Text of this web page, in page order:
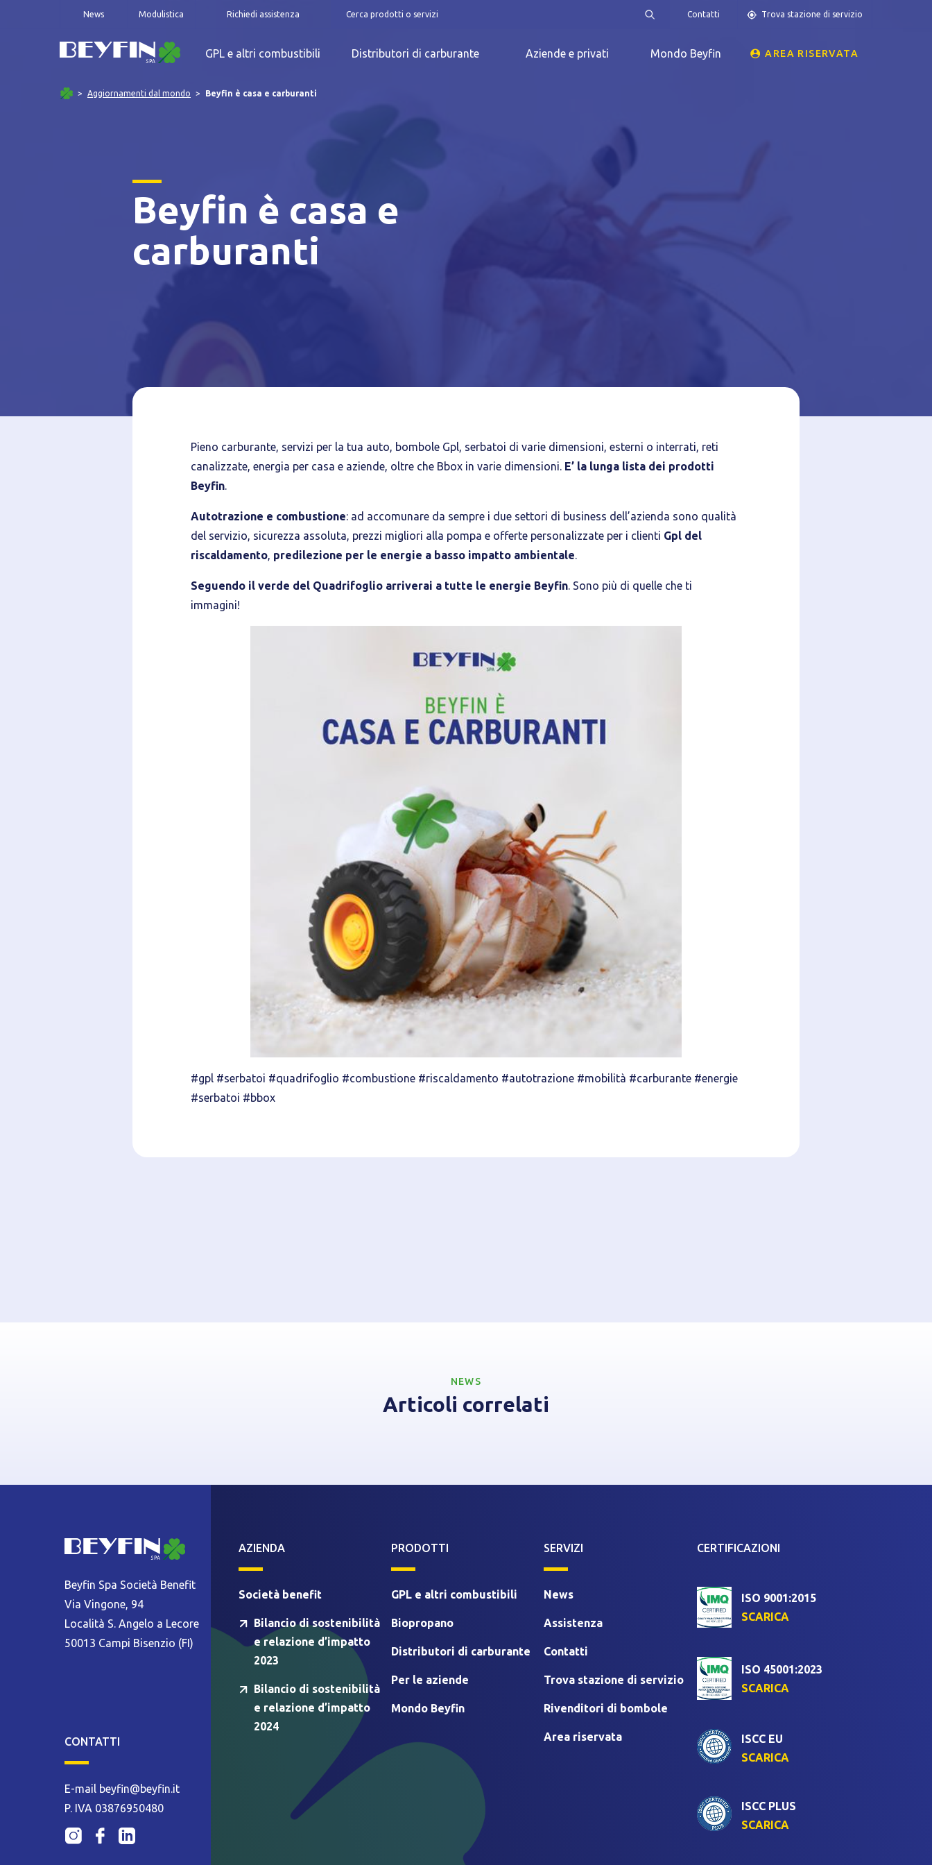
News Modulistica Richiedi assistenza Contatti Trova stazione di servizio
GPL e altri combustibili Distributori di carburante Aziende e privati Mondo Beyfin AREA RISERVATA
Aggiornamenti dal mondo Beyfin è casa e carburanti
Beyfin è casa e
carburanti
Pieno carburante, servizi per la tua auto, bombole Gpl, serbatoi di varie dimensioni, esterni o interrati, reti
canalizzate, energia per casa e aziende, oltre che Bbox in varie dimensioni. E’ la lunga lista dei prodotti
Beyfin.
Autotrazione e combustione: ad accomunare da sempre i due settori di business dell’azienda sono qualità
del servizio, sicurezza assoluta, prezzi migliori alla pompa e offerte personalizzate per i clienti Gpl del
riscaldamento, predilezione per le energie a basso impatto ambientale.
Seguendo il verde del Quadrifoglio arriverai a tutte le energie Beyfin. Sono più di quelle che ti
immagini!
#gpl #serbatoi #quadrifoglio #combustione #riscaldamento #autotrazione #mobilità #carburante #energie
#serbatoi #bbox
NEWS
Articoli correlati
Beyfin Spa Società Benefit
Via Vingone, 94
Località S. Angelo a Lecore
50013 Campi Bisenzio (FI)
CONTATTI
E-mail beyfin@beyfin.it
P. IVA 03876950480
AZIENDA
Società benefit
Bilancio di sostenibilità
e relazione d’impatto
2023
Bilancio di sostenibilità
e relazione d’impatto
2024
PRODOTTI
GPL e altri combustibili
Biopropano
Distributori di carburante
Per le aziende
Mondo Beyfin
SERVIZI
News
Assistenza
Contatti
Trova stazione di servizio
Rivenditori di bombole
Area riservata
CERTIFICAZIONI
ISO 9001:2015
SCARICA
ISO 45001:2023
SCARICA
ISCC EU
SCARICA
ISCC PLUS
SCARICA
Informativa breve Cookie
Analitici